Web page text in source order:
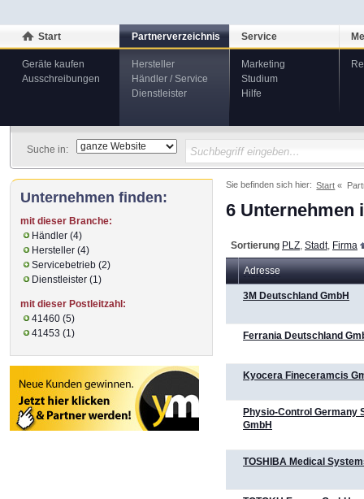
Start
Geräte kaufen
Ausschreibungen
Partnerverzeichnis
Hersteller
Händler / Service
Dienstleister
Service
Marketing
Studium
Hilfe
Suche in:
Sie befinden sich hier: Start
6 Unternehmen
Sortierung PLZ Stadt, Firma
Adresse
3M Deutschland GmbH
Ferrania Deutschland
Kyocera Fineceramcis
Physio-Control Germany
GmbH
TOSHIBA Medical
Unternehmen finden:
mit dieser Branche:
Händler (4)
Hersteller (4)
Servicebetrieb (2)
Dienstleister (1)
mit dieser Postleitzahl:
41460 (5)
41453 (1)